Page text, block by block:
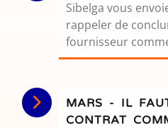
Sibelga vous
rappeler de
fournisseur
MARS - IL
CONTRAT